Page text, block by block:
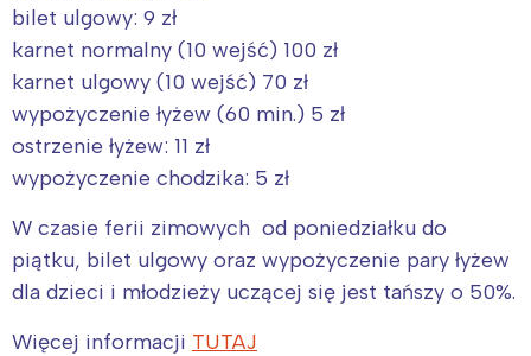
bilet ulgowy: 9 zł
karnet normalny (10 wejść) 100 zł
karnet ulgowy (10 wejść) 70 zł
wypożyczenie łyżew (60 min.) 5 zł
ostrzenie łyżew: 11 zł
wypożyczenie chodzika: 5 zł
W czasie ferii zimowych od poniedziałku do
piątku, bilet ulgowy oraz wypożyczenie pary łyżew
dla dzieci i młodzieży uczącej się jest tańszy o 50%.
Więcej informacji TUTAJ